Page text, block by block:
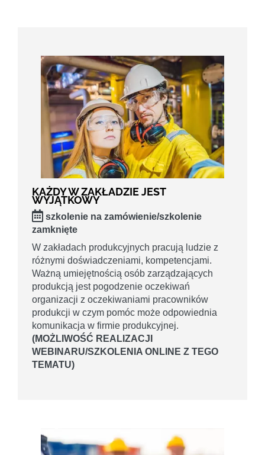
KAŻDY W ZAKŁADZIE JEST
WYJĄTKOWY
szkolenie na zamówienie/szkolenie
zamknięte
W zakładach produkcyjnych pracują ludzie z
różnymi doświadczeniami, kompetencjami.
Ważną umiejętnością osób zarządzających
produkcją jest pogodzenie oczekiwań
organizacji z oczekiwaniami pracowników
produkcji w czym pomóc może odpowiednia
komunikacja w firmie produkcyjnej.
(MOŻLIWOŚĆ REALIZACJI
WEBINARU/SZKOLENIA ONLINE Z TEGO
TEMATU)